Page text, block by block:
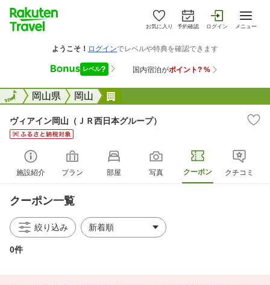
お気に入り 予約確認 ログイン メニュー
全国岡山県 岡山
全国
ヴィアイン岡山（ＪＲ西日本グループ）
施設紹介 プラン 部屋 写真 クーポン クチコミ
クーポン一覧
絞り込み
0件